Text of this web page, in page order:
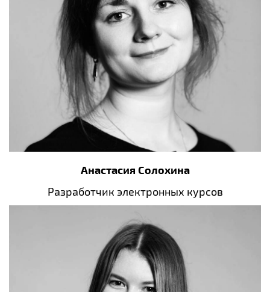
Анастасия Солохина
Разработчик электронных курсов